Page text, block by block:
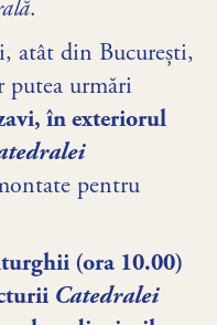
.
atât din București,
urmări
în exteriorul
pentru
(ora 10.00)
Catedralei